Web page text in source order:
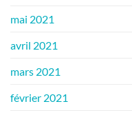
mai 2021
avril 2021
mars 2021
février 2021